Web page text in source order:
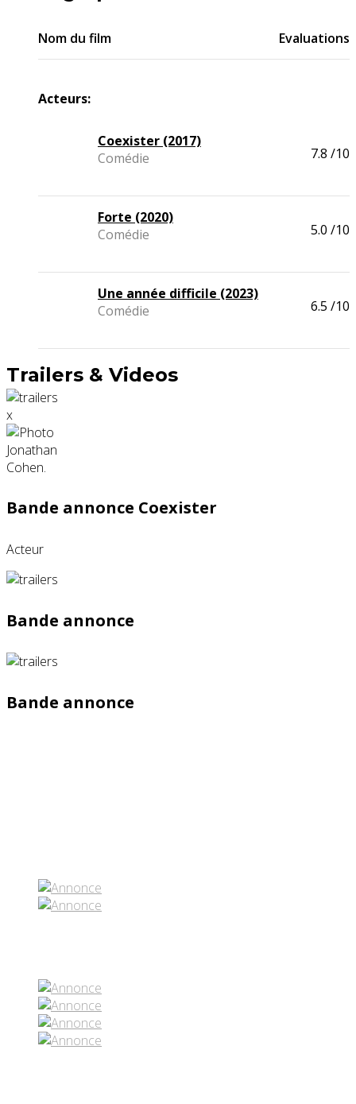
Nom du film Evaluations
Acteurs:
Coexister (2017)
Comédie
7.8 /10
Forte (2020)
Comédie
5.0 /10
Une année difficile (2023)
Comédie
6.5 /10
Trailers & Videos
x
Bande annonce Coexister
Acteur
Bande annonce
Bande annonce